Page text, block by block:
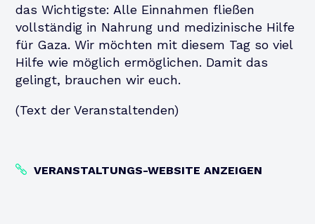
das Wichtigste: Alle Einnahmen fließen
vollständig in Nahrung und medizinische Hilfe
für Gaza. Wir möchten mit diesem Tag so viel
Hilfe wie möglich ermöglichen. Damit das
gelingt, brauchen wir euch.
(Text der Veranstaltenden)
VERANSTALTUNGS-WEBSITE ANZEIGEN